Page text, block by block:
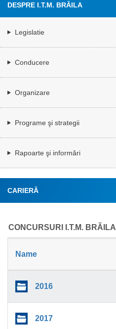
DESPRE I.T.M. BRĂILA
Legislatie
Conducere
Organizare
Programe şi strategii
Rapoarte şi informări
CARIERĂ
CONCURSURI I.T.M. BRĂILA
Name
2016
2017